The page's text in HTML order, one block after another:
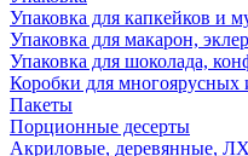
Упаковка для капкейков и
Упаковка для макарон,
Упаковка для шоколада,
Коробки для многоярусных
Пакеты
Порционные десерты
Акриловые, деревянные,